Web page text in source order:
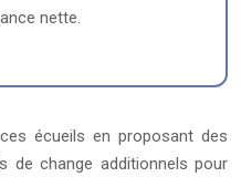
nette.
écueils en proposant des
de change additionnels pour